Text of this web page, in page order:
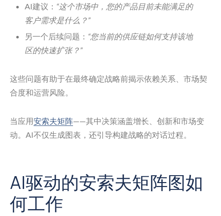
AI建议： “这个市场中，您的产品目前未能满足的
客户需求是什么？”
另一个后续问题： “您当前的供应链如何支持该地
区的快速扩张？”
这些问题有助于在最终确定战略前揭示依赖关系、市场契
合度和运营风险。
当应用安索夫矩阵——其中决策涵盖增长、创新和市场变
动。AI不仅生成图表，还引导构建战略的对话过程。
AI驱动的安索夫矩阵图如
何工作